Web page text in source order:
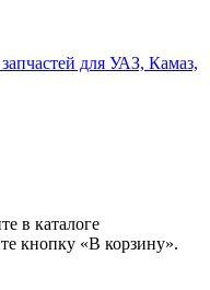
в каталоге
кнопку «В корзину».